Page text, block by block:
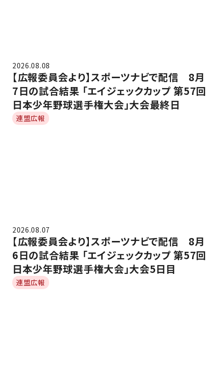
2026.08.08
【広報委員会より】スポーツナビで配信 8月
7日の試合結果 「エイジェックカップ 第57回
日本少年野球選手権大会」大会最終日
連盟広報
2026.08.07
【広報委員会より】スポーツナビで配信 8月
6日の試合結果 「エイジェックカップ 第57回
日本少年野球選手権大会」大会5日目
連盟広報